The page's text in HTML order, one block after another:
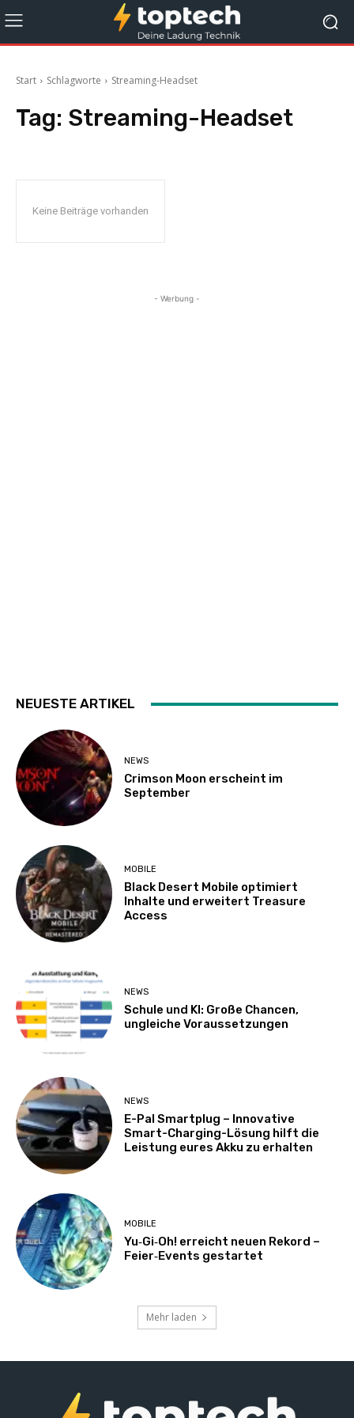
Start Schlagworte Streaming-Headset
Tag: Streaming-Headset
Keine Beiträge vorhanden
- Werbung -
NEUESTE ARTIKEL
NEWS
Crimson Moon erscheint im
September
MOBILE
Black Desert Mobile optimiert
Inhalte und erweitert Treasure
Access
NEWS
Schule und KI: Große Chancen,
ungleiche Voraussetzungen
NEWS
E-Pal Smartplug – Innovative
Smart-Charging-Lösung hilft die
Leistung eures Akku zu erhalten
MOBILE
Yu‑Gi‑Oh! erreicht neuen Rekord –
Feier‑Events gestartet
Mehr laden